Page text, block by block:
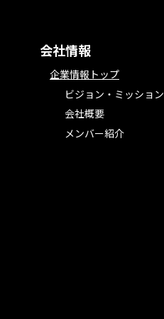
会社情報
企業情報トップ
ビジョン・ミッション
会社概要
メンバー紹介